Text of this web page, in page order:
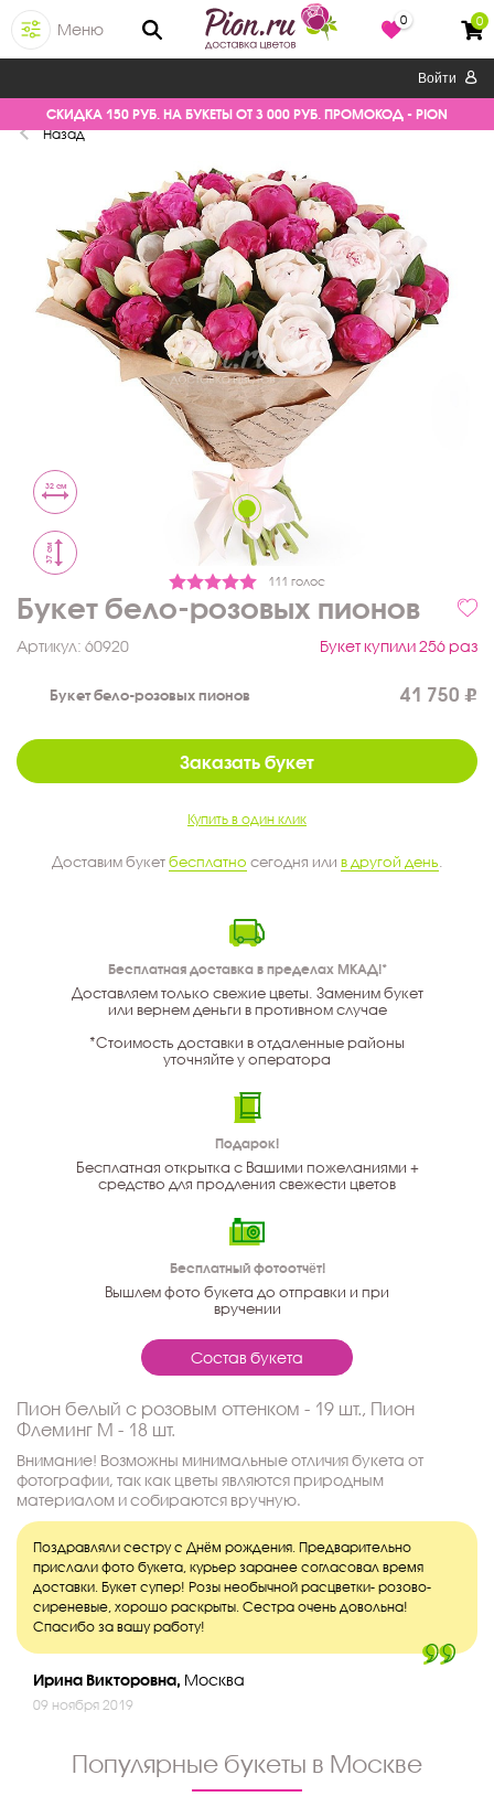
Меню
0 0
Войти
СКИДКА 150 РУБ. НА БУКЕТЫ ОТ 3 000 РУБ. ПРОМОКОД - PION
Назад
111 голос
32 см
37 см
Букет бело-розовых пионов
Артикул: 60920 Букет купили 256 раз
Букет бело-розовых пионов 41 750
Заказать букет
Купить в один клик
Доставим букетбесплатно сегодня или в другой день
Бесплатная доставка в пределах МКАД!*
Доставляем только свежие цветы. Заменим букет
или вернем деньги в противном случае
*Стоимость доставки в отдаленные районы
уточняйте у оператора
Подарок!
Бесплатная открытка с Вашими пожеланиями +
средство для продления свежести цветов
Бесплатный фотоотчёт!
Вышлем фото букета до отправки и при
вручении
Состав букета
Пион белый с розовым оттенком - 19 шт., Пион
Флеминг M - 18 шт.
Внимание! Возможны минимальные отличия букета от
фотографии, так как цветы являются природным
материалом и собираются вручную.
Поздравляли сестру с Днём рождения. Предварительно
прислали фото букета, курьер заранее согласовал время
доставки. Букет супер! Розы необычной расцветки- розово-
сиреневые, хорошо раскрыты. Сестра очень довольна!
Спасибо за вашу работу!
Ирина Викторовна, Москва
09 ноября 2019
Популярные букеты в Москве